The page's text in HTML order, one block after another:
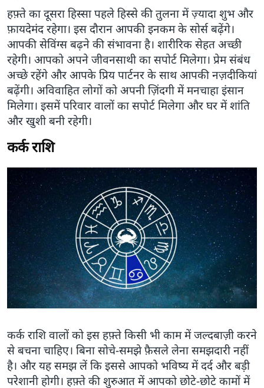
हफ़्ते का दूसरा हिस्सा पहले हिस्से की तुलना में ज़्यादा शुभ और
फ़ायदेमंद रहेगा। इस दौरान आपकी इनकम के सोर्स बढ़ेंगे।
आपकी सेविंग्स बढ़ने की संभावना है। शारीरिक सेहत अच्छी
रहेगी। आपको अपने जीवनसाथी का सपोर्ट मिलेगा। प्रेम संबंध
अच्छे रहेंगे और आपके प्रिय पार्टनर के साथ आपकी नज़दीकियां
बढ़ेंगी। अविवाहित लोगों को अपनी ज़िंदगी में मनचाहा इंसान
मिलेगा। इसमें परिवार वालों का सपोर्ट मिलेगा और घर में शांति
और खुशी बनी रहेगी।
कर्क राशि
कर्क राशि वालों को इस हफ़्ते किसी भी काम में जल्दबाज़ी करने
से बचना चाहिए। बिना सोचे-समझे फ़ैसले लेना समझदारी नहीं
है। और यह समझ लें कि इससे आपको भविष्य में दर्द और बड़ी
परेशानी होगी। हफ़्ते की शुरुआत में आपको छोटे-छोटे कामों में